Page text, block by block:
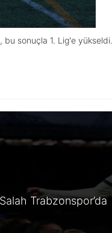
sonuçla 1. Lig'e yükseldi.
Trabzonspor’da